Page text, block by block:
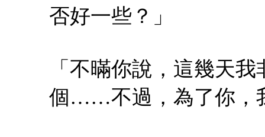
否好一些？」
「不暪你說，這幾天
個……不過，為了你，